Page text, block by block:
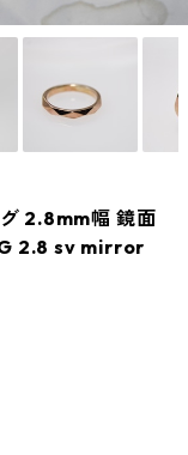
2.8mm幅 鏡面
2.8 sv mirror